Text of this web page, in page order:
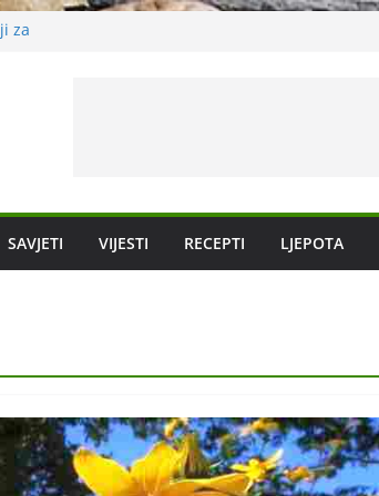
za
svi imamo
ljekovitu
SAVJETI VIJESTI RECEPTI LJEPOTA